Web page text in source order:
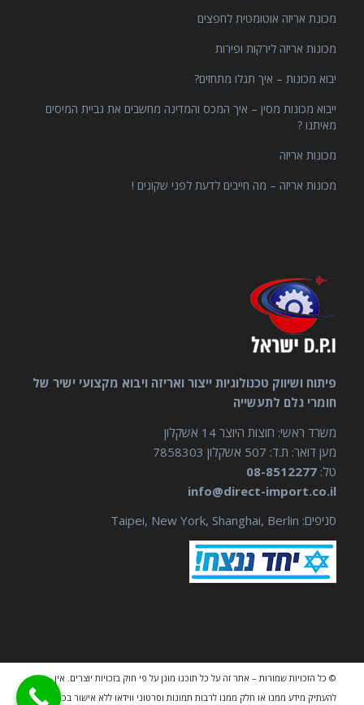
מכונת אריזה אוטומטית לחפצים
מכונות אריזה לירקות ופירות
יבוא מכונות – איך תגלו מתחזים?
ייבוא מכונות מסין – איך המכס והמדינה מחשבים את גביית המיסים
מאיתנו ?
מכונות אריזה
מכונות אריזה – מה חייבים לדעת לפני שקונים !
פיתוח ושיווק טכנולוגיות ייצור ואריזה ויבוא מקצועי ישיר של
חומרי גלם לתעשייה
משרד ראשי: חוצות היוצר 14 אשקלון
מען דואר: ת.ד: 507 אשקלון 7858303
טל: 08-8512277
info@direct-import.co.il
סניפים: Taipei, New York, Shanghai, Berlin
© כל הזכויות שמורות – אתר זה על כל תוכנו מוגן על פי חוק בזכויות יוצרים. אין
להעתיק מידע ממנו או חלק ממנו לרבות תמונות וסרטוני ווידאו ללא אישור בכתב מאת